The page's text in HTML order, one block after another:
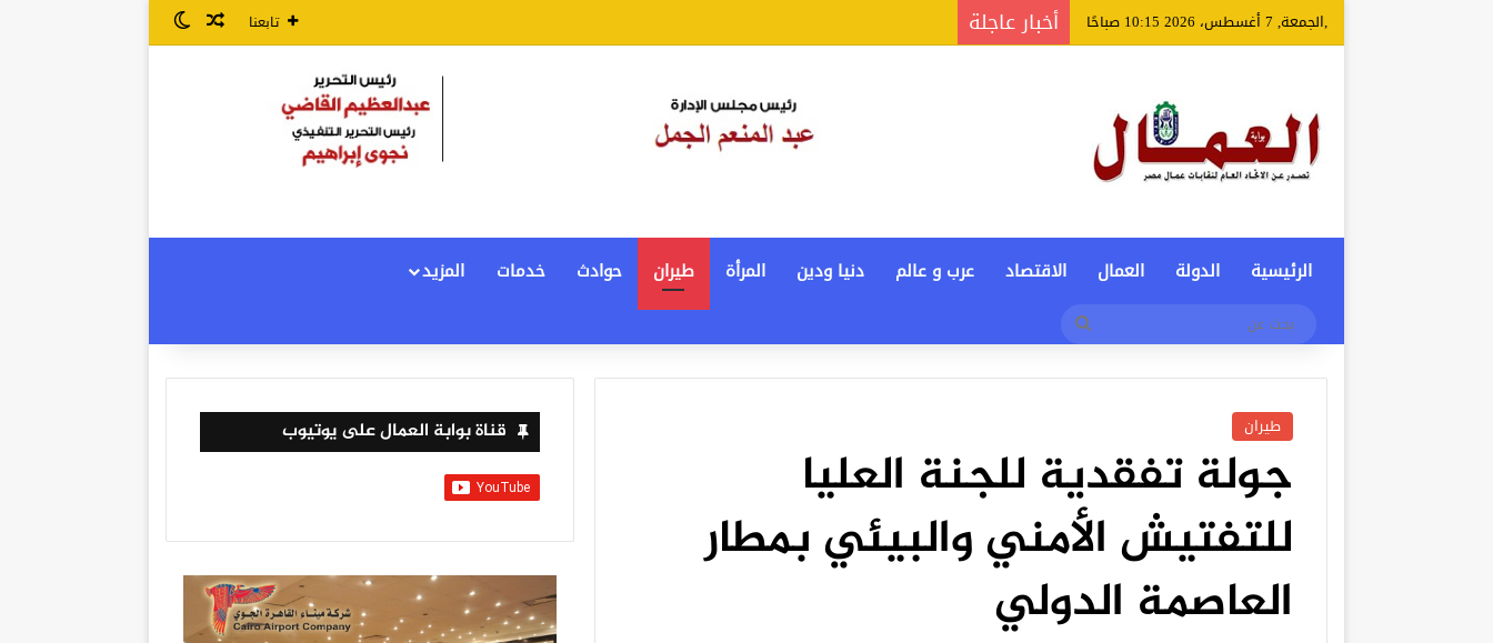
,الجمعة, 7 أغسطس، 2026 10:15 صباحًا أخبار عاجلة تابعنا مقال عشوائي
الوضع المظلم
الرئيسية الدولة العمال الاقتصاد عرب و عالم دنيا ودين المرأة طيران حوادث خدمات
المزيد
طيران
جولة تفقدية للجنة العليا
للتفتيش الأمني والبيئي بمطار
العاصمة الدولي
قناة بوابة العمال على يوتيوب